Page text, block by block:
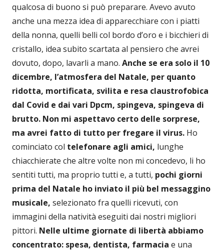
qualcosa di buono si può preparare. Avevo avuto
anche una mezza idea di apparecchiare con i piatti
della nonna, quelli belli col bordo d’oro e i bicchieri di
cristallo, idea subito scartata al pensiero che avrei
dovuto, dopo, lavarli a mano. Anche se era solo il 10
dicembre, l’atmosfera del Natale, per quanto
ridotta, mortificata, svilita e resa claustrofobica
dal Covid e dai vari Dpcm, spingeva, spingeva di
brutto. Non mi aspettavo certo delle sorprese,
ma avrei fatto di tutto per fregare il virus. Ho
cominciato col telefonare agli amici, lunghe
chiacchierate che altre volte non mi concedevo, li ho
sentiti tutti, ma proprio tutti e, a tutti, pochi giorni
prima del Natale ho inviato il più bel messaggino
musicale, selezionato fra quelli ricevuti, con
immagini della natività eseguiti dai nostri migliori
pittori. Nelle ultime giornate di libertà abbiamo
concentrato: spesa, dentista, farmacia e una